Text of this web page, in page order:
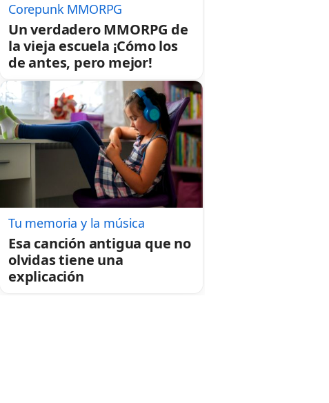
Corepunk MMORPG
Un verdadero MMORPG de
la vieja escuela ¡Cómo los
de antes, pero mejor!
Tu memoria y la música
Esa canción antigua que no
olvidas tiene una
explicación